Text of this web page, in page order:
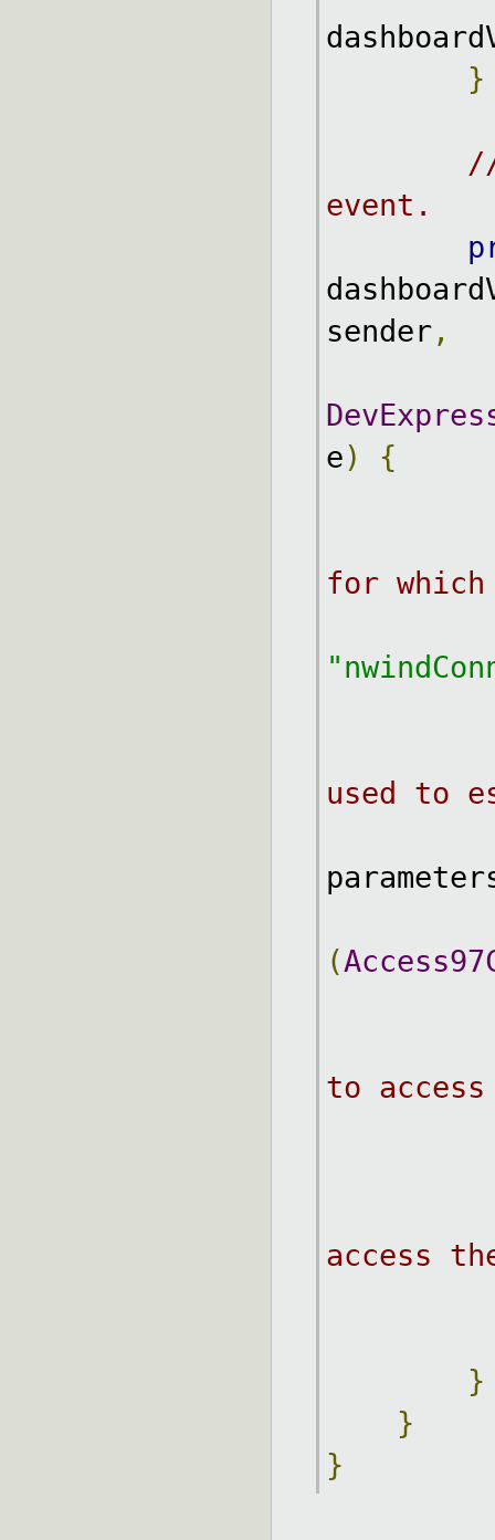
}
event.
sender,
e) {
for
used to
(
to
access
}
}
}